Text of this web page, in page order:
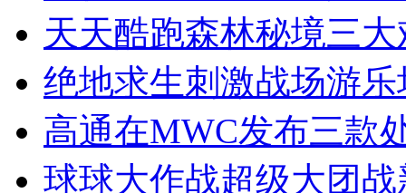
天天酷跑森林秘境三
绝地求生刺激战场游
高通在MWC发布三款
球球大作战超级大团